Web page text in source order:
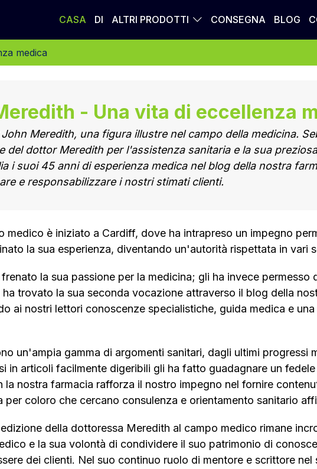
CASA DI ALTRI PRODOTTI CONSEGNA BLOG
medica
- Una vita di eccellenza
Meredith, una figura illustre nel campo della medicina.
del dottor Meredith per l'assistenza sanitaria e la sua
i suoi 45 anni di esperienza medica nel blog della nostra
e responsabilizzare i nostri stimati clienti.
è iniziato a Cardiff, dove ha intrapreso un impegno
la sua esperienza, diventando un'autorità rispettata in vari
la sua passione per la medicina; gli ha invece permesso
trovato la sua seconda vocazione attraverso il blog della
ai nostri lettori conoscenze specialistiche, guida medica e
un'ampia gamma di argomenti sanitari, dagli ultimi progressi
in articoli facilmente digeribili gli ha fatto guadagnare un
nostra farmacia rafforza il nostro impegno nel fornire
coloro che cercano consulenza e orientamento sanitario
della dottoressa Meredith al campo medico rimane
e la sua volontà di condividere il suo patrimonio di
dei clienti. Nel suo continuo ruolo di mentore e scrittore